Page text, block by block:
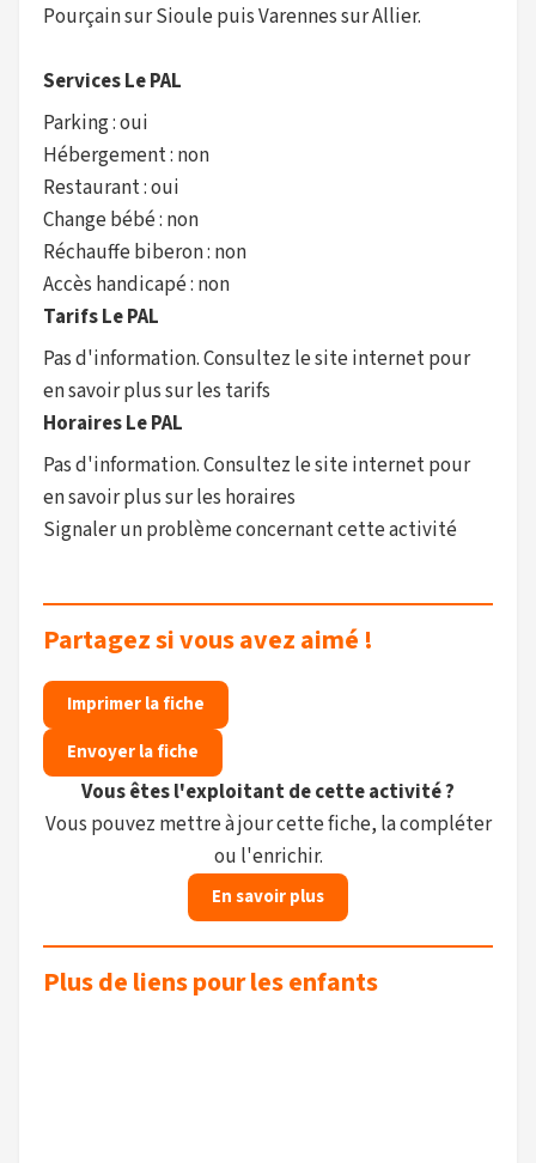
Pourçain sur Sioule puis Varennes sur Allier.
Services Le PAL
Parking : oui
Hébergement : non
Restaurant : oui
Change bébé : non
Réchauffe biberon : non
Accès handicapé : non
Tarifs Le PAL
Pas d'information. Consultez le site internet pour
en savoir plus sur les tarifs
Horaires Le PAL
Pas d'information. Consultez le site internet pour
en savoir plus sur les horaires
Signaler un problème concernant cette activité
Partagez si vous avez aimé !
Imprimer la fiche
Envoyer la fiche
Vous êtes l'exploitant de cette activité ?
Vous pouvez mettre à jour cette fiche, la compléter
ou l'enrichir.
En savoir plus
Plus de liens pour les enfants